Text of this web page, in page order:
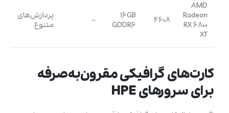
AMD
Radeon
RX 6800
XT
4608
16GB
GDDR6
–
پردازش‌های
متنوع
کارت‌های گرافیکی مقرون‌به‌صرفه
برای سرورهای HPE